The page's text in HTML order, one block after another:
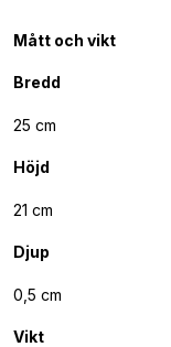
Mått och vikt
Bredd
25 cm
Höjd
21 cm
Djup
0,5 cm
Vikt